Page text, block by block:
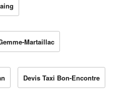
Martaillac
Devis Taxi Bon-Encontre